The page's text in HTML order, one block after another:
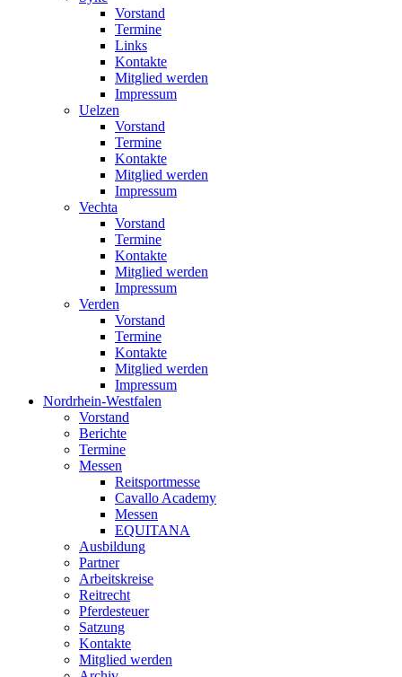
Vorstand
Termine
Links
Kontakte
Mitglied werden
Impressum
Uelzen
Vorstand
Termine
Kontakte
Mitglied werden
Impressum
Vechta
Vorstand
Termine
Kontakte
Mitglied werden
Impressum
Verden
Vorstand
Termine
Kontakte
Mitglied werden
Impressum
Nordrhein-Westfalen
Vorstand
Berichte
Termine
Messen
Reitsportmesse
Cavallo Academy
Messen
EQUITANA
Ausbildung
Partner
Arbeitskreise
Reitrecht
Pferdesteuer
Satzung
Kontakte
Mitglied werden